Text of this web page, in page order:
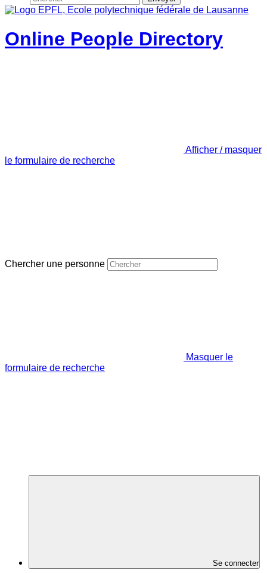
Online People Directory
Afficher / masquer
le formulaire de recherche
Chercher une personne
Masquer le
formulaire de recherche
Se connecter